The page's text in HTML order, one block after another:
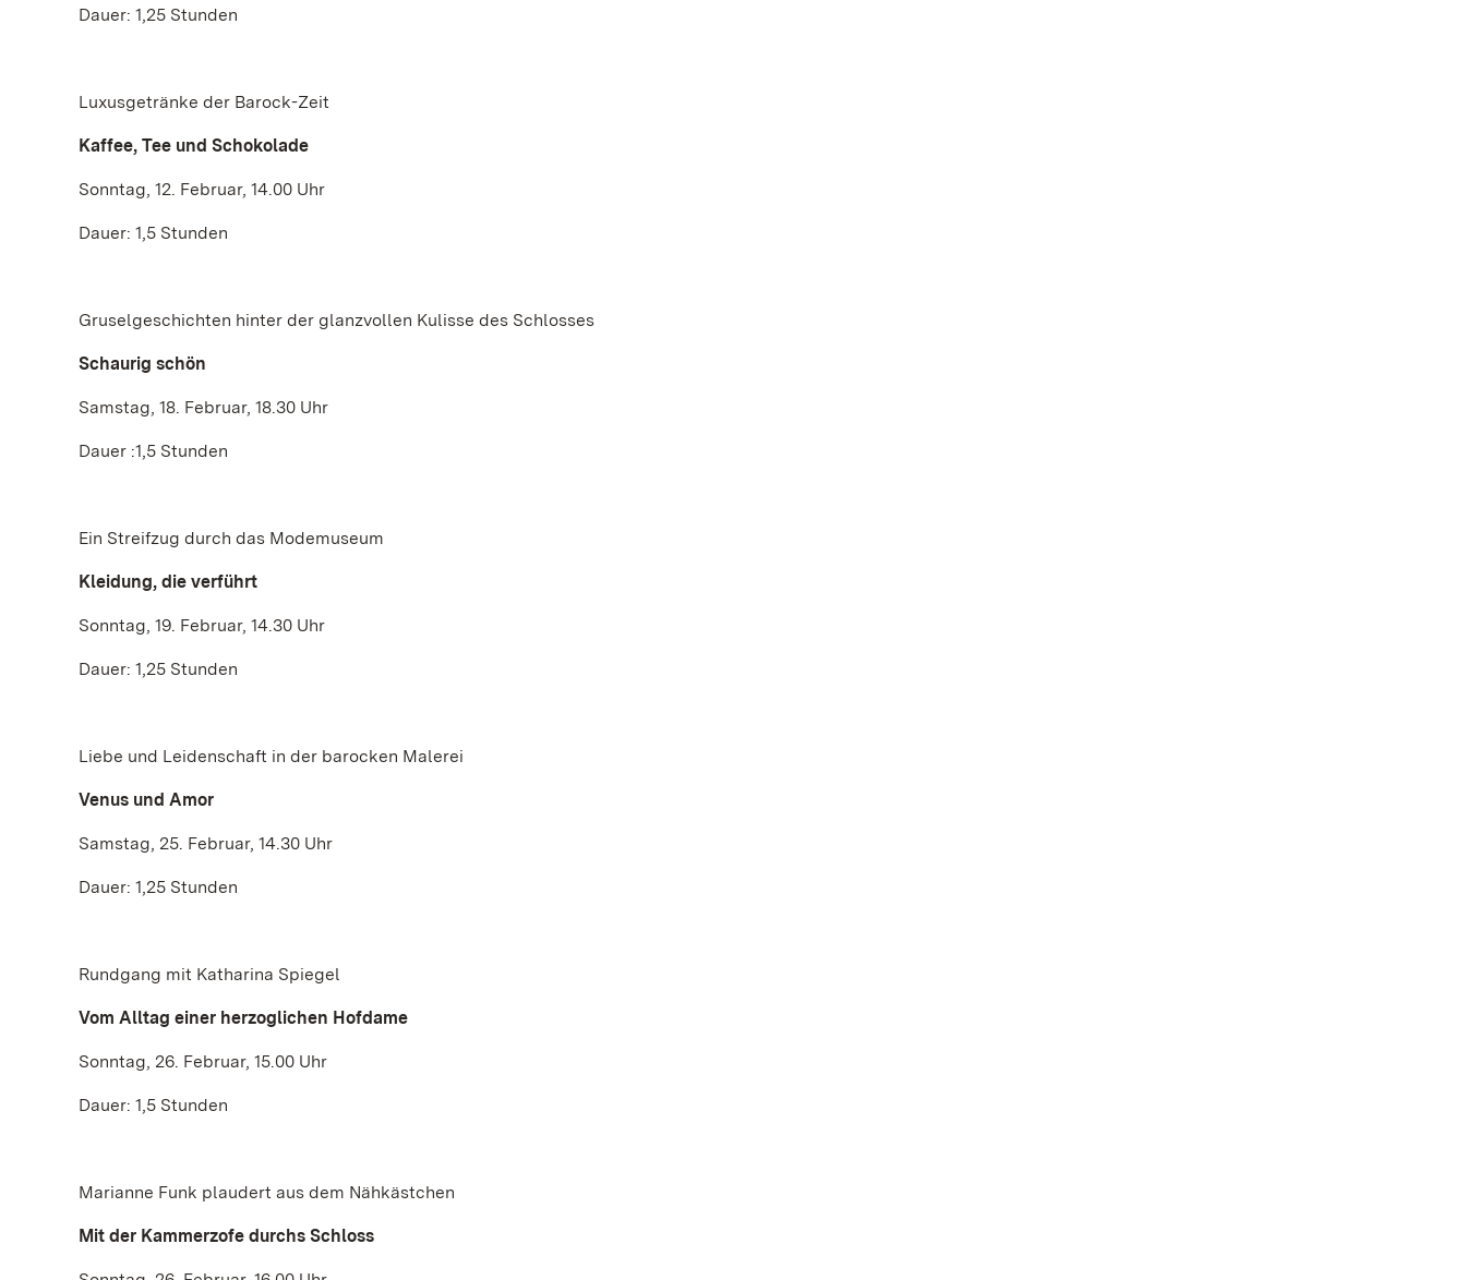
Dauer: 1,25 Stunden
Luxusgetränke der Barock-Zeit
Kaffee, Tee und Schokolade
Sonntag, 12. Februar, 14.00 Uhr
Dauer: 1,5 Stunden
Gruselgeschichten hinter der glanzvollen Kulisse des Schlosses
Schaurig schön
Samstag, 18. Februar, 18.30 Uhr
Dauer :1,5 Stunden
Ein Streifzug durch das Modemuseum
Kleidung, die verführt
Sonntag, 19. Februar, 14.30 Uhr
Dauer: 1,25 Stunden
Liebe und Leidenschaft in der barocken Malerei
Venus und Amor
Samstag, 25. Februar, 14.30 Uhr
Dauer: 1,25 Stunden
Rundgang mit Katharina Spiegel
Vom Alltag einer herzoglichen Hofdame
Sonntag, 26. Februar, 15.00 Uhr
Dauer: 1,5 Stunden
Marianne Funk plaudert aus dem Nähkästchen
Mit der Kammerzofe durchs Schloss